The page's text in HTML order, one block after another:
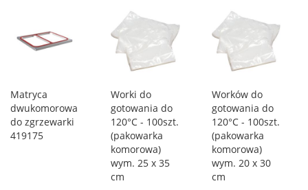
Matryca
dwukomorowa
do zgrzewarki
419175
Worki do
gotowania do
120°C - 100szt.
(pakowarka
komorowa)
wym. 25 x 35
cm
Worków do
gotowania do
120°C - 100szt.
(pakowarka
komorowa)
wym. 20 x 30
cm